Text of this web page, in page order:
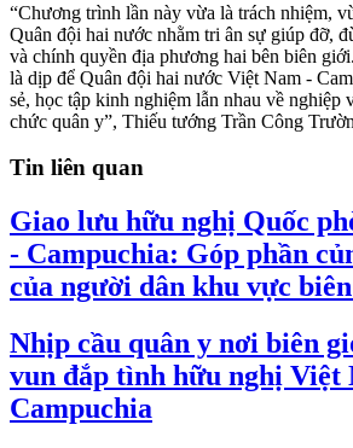
“Chương trình lần này vừa là trách nhiệm,
Quân đội hai nước nhằm tri ân sự giúp đỡ,
và chính quyền địa phương hai bên biên
là dịp để Quân đội hai nước Việt Nam -
sẻ, học tập kinh nghiệm lẫn nhau về nghiệp
chức quân y”, Thiếu tướng Trần Công
Tin liên quan
Giao lưu hữu nghị Quốc
- Campuchia: Góp phần
của người dân khu vực
Nhịp cầu quân y nơi biên
vun đắp tình hữu nghị Việt
Campuchia